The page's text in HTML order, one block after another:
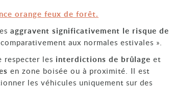
orange feux de forêt.
aggravent significativement le risque de
aux normales estivales ».
respecter les interdictions de brûlage et
en zone boisée ou à proximité. Il est
les véhicules uniquement sur des